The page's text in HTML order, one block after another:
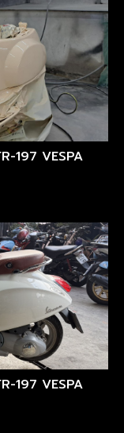
197 VESPA
197 VESPA